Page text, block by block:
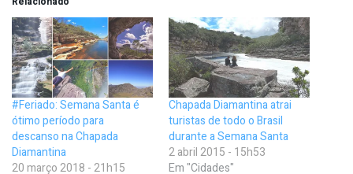
#Feriado: Semana Santa é
ótimo período para
descanso na Chapada
Diamantina
20 março 2018 - 21h15
Chapada Diamantina atrai
turistas de todo o Brasil
durante a Semana Santa
2 abril 2015 - 15h53
Em "Cidades"